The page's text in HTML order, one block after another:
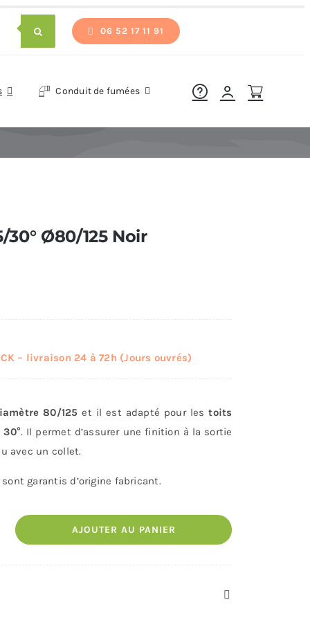
06 52 17 11 91
Conduit de fumées
30° Ø80/125 Noir
– livraison 24 à 72h (Jours ouvrés)
80/125et il est adapté pour lestoits
. Il permet d’assurer une finition à la sortie
avec un collet.
garantis d’origine fabricant.
AJOUTER AU PANIER